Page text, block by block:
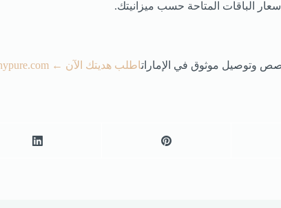
الباقات المتاحة حسب ميزانيتك.
وتوصيل موثوق في الإماراتاطلب هديتك الآن ← peonypure.com